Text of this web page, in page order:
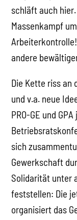
schläft auch
Massenkampf
andere
Die Kette riss an
und v.a. neue
PRO-GE und
sich
Gewerkschaft
Solidarität unter
feststellen: Die
organisiert das